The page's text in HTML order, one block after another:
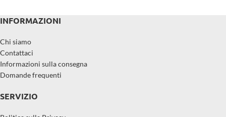
INFORMAZIONI
Chi siamo
Contattaci
Informazioni sulla consegna
Domande frequenti
SERVIZIO